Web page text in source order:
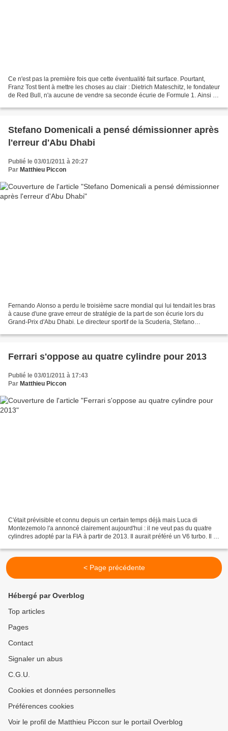
Ce n'est pas la première fois que cette éventualité fait surface. Pourtant,
Franz Tost tient à mettre les choses au clair : Dietrich Mateschitz, le fondateur
de Red Bull, n'a aucune de vendre sa seconde écurie de Formule 1. Ainsi le
Stefano Domenicali a pensé démissionner après
l'erreur d'Abu Dhabi
Publié le 03/01/2011 à 20:27
Par Matthieu Piccon
Fernando Alonso a perdu le troisième sacre mondial qui lui tendait les bras
à cause d'une grave erreur de stratégie de la part de son écurie lors du
Grand-Prix d'Abu Dhabi. Le directeur sportif de la Scuderia, Stefano
Ferrari s'oppose au quatre cylindre pour 2013
Publié le 03/01/2011 à 17:43
Par Matthieu Piccon
C'était prévisible et connu depuis un certain temps déjà mais Luca di
Montezemolo l'a annoncé clairement aujourd'hui : il ne veut pas du quatre
cylindres adopté par la FIA à partir de 2013. Il aurait préféré un V6 turbo. Il va
< Page précédente
Hébergé par Overblog
Top articles
Pages
Contact
Signaler un abus
C.G.U.
Cookies et données personnelles
Préférences cookies
Voir le profil de Matthieu Piccon sur le portail Overblog